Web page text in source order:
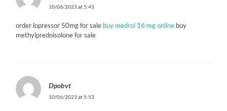
10/06/2023 at 5:43
order lopressor 50mg for sale buy medrol 16 mg online buy
methylprednisolone for sale
Dpobvt
10/06/2023 at 5:53